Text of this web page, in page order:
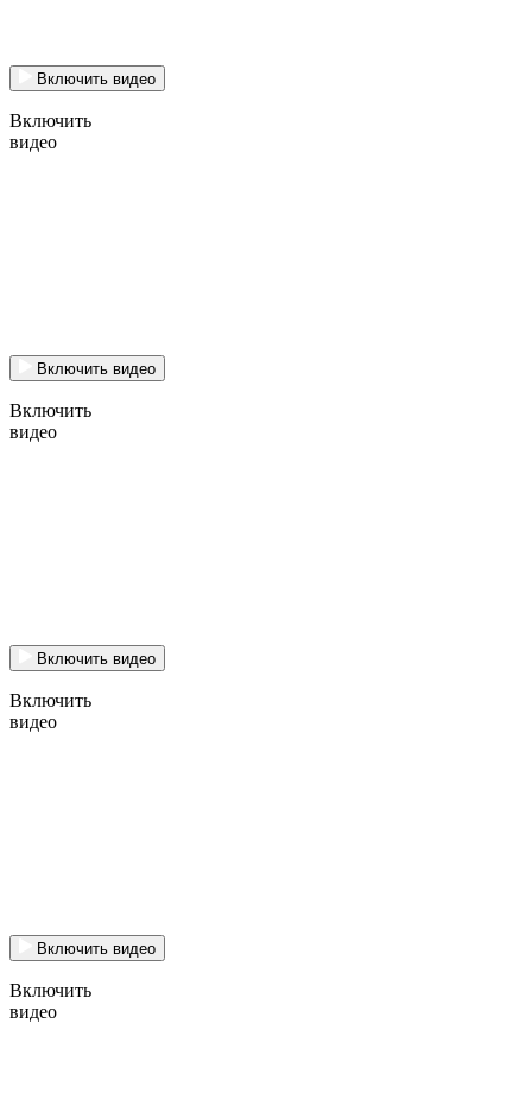
Включить видео
Включить
видео
Включить видео
Включить
видео
Включить видео
Включить
видео
Включить видео
Включить
видео